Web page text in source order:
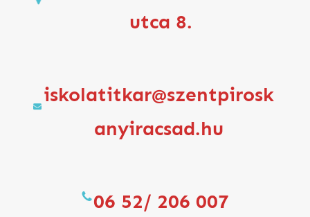
utca 8.
iskolatitkar@szentpirosk
anyiracsad.hu
06 52/ 206 007